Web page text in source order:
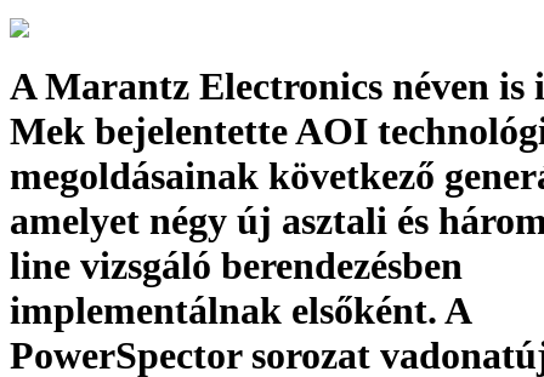
A Marantz Electronics néven is
Mek bejelentette AOI
megoldásainak következő
amelyet négy új asztali és
line vizsgáló berendezésben
implementálnak elsőként. A
PowerSpector sorozat